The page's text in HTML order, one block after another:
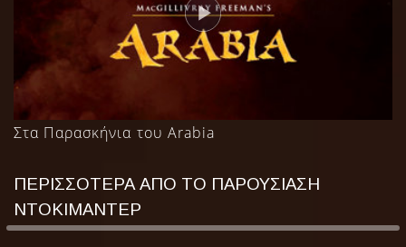
Στα Παρασκήνια του Arabia
ΠΕΡΙΣΣΟΤΕΡΑ ΑΠΟ ΤΟ ΠΑΡΟΥΣΙΑΣΗ
ΝΤΟΚΙΜΑΝΤΕΡ